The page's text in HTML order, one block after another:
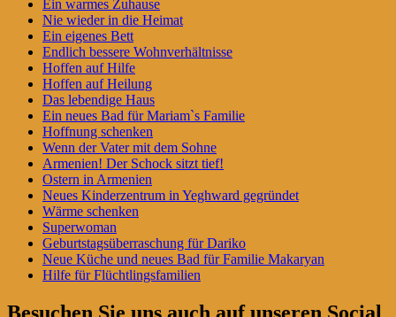
Ein warmes Zuhause
Nie wieder in die Heimat
Ein eigenes Bett
Endlich bessere Wohnverhältnisse
Hoffen auf Hilfe
Hoffen auf Heilung
Das lebendige Haus
Ein neues Bad für Mariam`s Familie
Hoffnung schenken
Wenn der Vater mit dem Sohne
Armenien! Der Schock sitzt tief!
Ostern in Armenien
Neues Kinderzentrum in Yeghward gegründet
Wärme schenken
Superwoman
Geburtstagsüberraschung für Dariko
Neue Küche und neues Bad für Familie Makaryan
Hilfe für Flüchtlingsfamilien
Besuchen Sie uns auch auf unseren Social